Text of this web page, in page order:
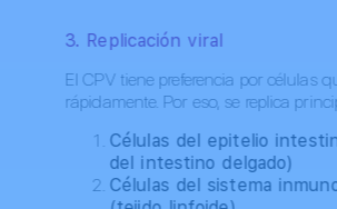
3. Replicación viral
El CPV tiene preferencia por células
rápidamente. Por eso, se replica
Células del epitelio
del intestino delgado)
Células del sistema